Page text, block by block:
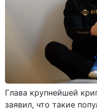
Глава крупнейшей
заявил, что такие